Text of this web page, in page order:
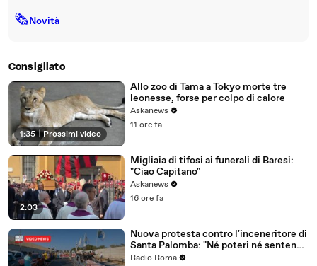
🗞Novità
Consigliato
1:35 | Prossimi video
Allo zoo di Tama a Tokyo morte tre
leonesse, forse per colpo di calore
Askanews
11 ore fa
2:03
Migliaia di tifosi ai funerali di Baresi:
"Ciao Capitano"
Askanews
16 ore fa
Nuova protesta contro l'inceneritore di
Santa Palomba: "Né poteri né sentenze
ci fermeranno!"
Radio Roma